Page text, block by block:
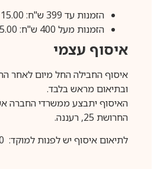
הזמנות עד 399 ש"ח: 15.00 ש"ח
הזמנות מעל 400 ש"ח: 5.00 ש"ח
איסוף עצמי
ובתיאום מראש בלבד.
האיסוף יתבצע ממשרדי החברה
החרושת 25, רעננה.
לתיאום איסוף יש לפנות למוקד: 1700-50-70-60